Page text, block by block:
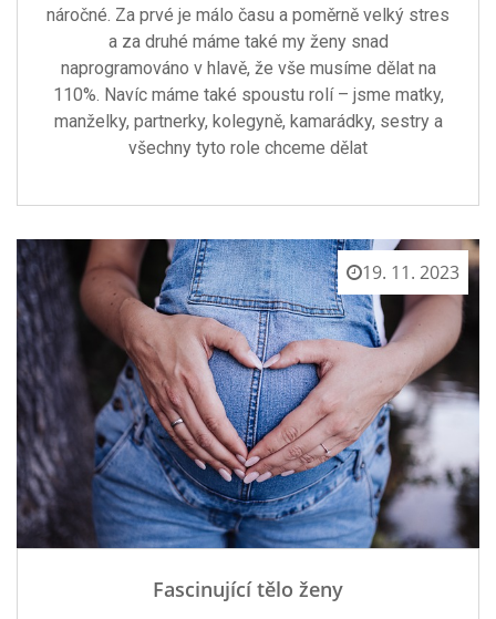
náročné. Za prvé je málo času a poměrně velký stres
a za druhé máme také my ženy snad
naprogramováno v hlavě, že vše musíme dělat na
110%. Navíc máme také spoustu rolí – jsme matky,
manželky, partnerky, kolegyně, kamarádky, sestry a
všechny tyto role chceme dělat
19. 11. 2023
Fascinující tělo ženy